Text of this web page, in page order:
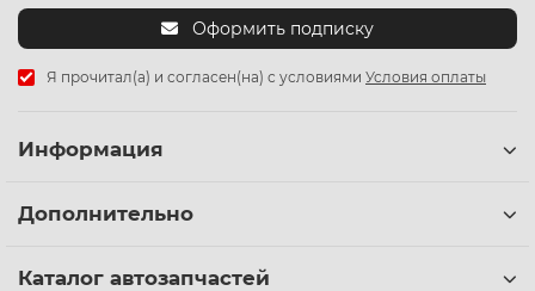
Оформить подписку
Я прочитал(а) и согласен(на) с условиями Условия оплаты
Информация
Дополнительно
Каталог автозапчастей